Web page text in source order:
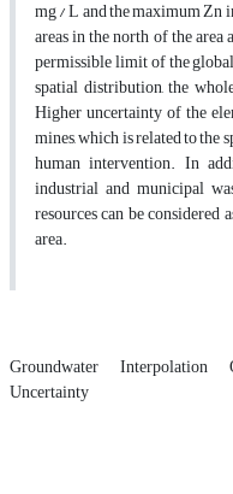
mg / L and the maximum Zn
areas in the north of the
permissible limit of the
spatial distribution, the
Higher uncertainty of the
mines, which is related to the
human intervention. In
industrial and municipal
resources can be
area.
Groundwater Interpolation
Uncertainty